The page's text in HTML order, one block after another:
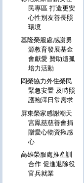
民專區 打造更安
心性別友善長照
環境
基隆榮服處感謝勇
源教育發展基金
會獻愛 贊助遺孤
培力活動
岡榮協力外住榮民
緊急安置 及時照
護袍澤日常需求
屏東榮家感謝潮天
宮鳯慈慈善會捐
贈愛心物資揪感
心
高雄榮服處推產訓
合作 促進退除役
官兵就業